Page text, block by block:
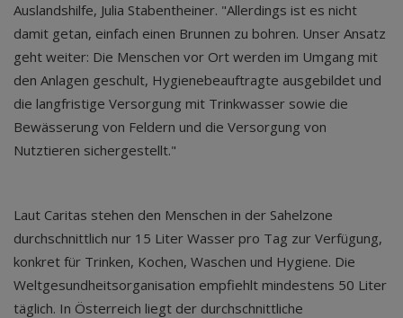
Auslandshilfe, Julia Stabentheiner. "Allerdings ist es nicht
damit getan, einfach einen Brunnen zu bohren. Unser Ansatz
geht weiter: Die Menschen vor Ort werden im Umgang mit
den Anlagen geschult, Hygienebeauftragte ausgebildet und
die langfristige Versorgung mit Trinkwasser sowie die
Bewässerung von Feldern und die Versorgung von
Nutztieren sichergestellt."
Laut Caritas stehen den Menschen in der Sahelzone
durchschnittlich nur 15 Liter Wasser pro Tag zur Verfügung,
konkret für Trinken, Kochen, Waschen und Hygiene. Die
Weltgesundheitsorganisation empfiehlt mindestens 50 Liter
täglich. In Österreich liegt der durchschnittliche